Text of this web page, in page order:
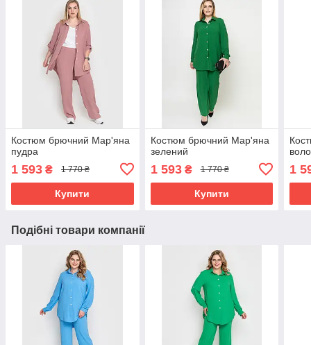
Костюм брючний Мар'яна
пудра
1 593 ₴ 1 770 ₴
Купити
Костюм брючний Мар'яна
зелений
1 593₴ 1 770 ₴
Купити
1
Подібні товари компанії